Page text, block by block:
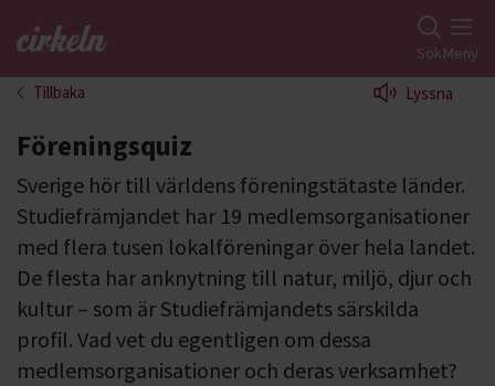
Gå till studiefrämjandets startsida SökMeny
Tillbaka Lyssna
Föreningsquiz
Sverige hör till världens föreningstätaste länder.
Studiefrämjandet har 19 medlemsorganisationer
med flera tusen lokalföreningar över hela landet.
De flesta har anknytning till natur, miljö, djur och
kultur – som är Studiefrämjandets särskilda
profil. Vad vet du egentligen om dessa
medlemsorganisationer och deras verksamhet?